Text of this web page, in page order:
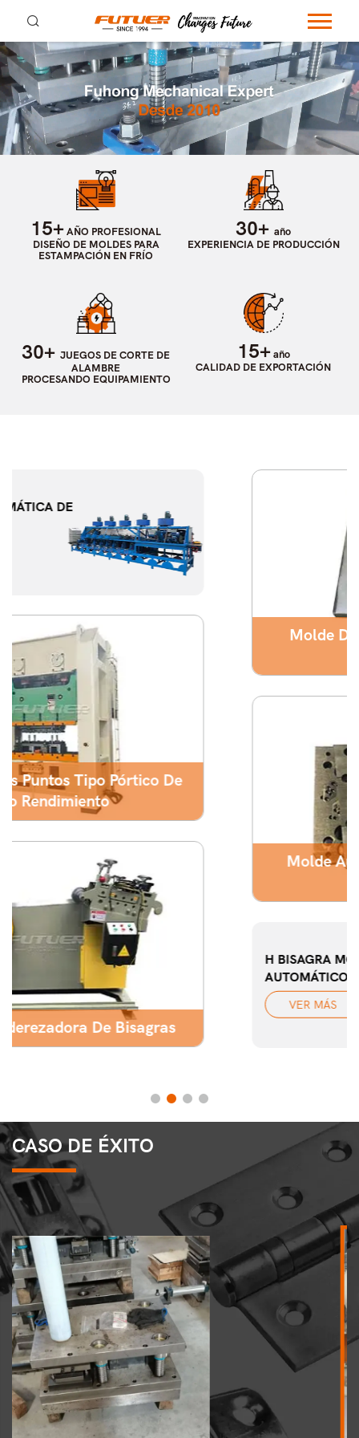
15+ AÑO PROFESIONAL
DISEÑO DE MOLDES PARA
ESTAMPACIÓN EN FRÍO
30+ año
EXPERIENCIA DE PRODUCCIÓN
30+ JUEGOS DE CORTE DE
ALAMBRE
PROCESANDO EQUIPAMIENTO
15+ año
CALIDAD DE EXPORTACIÓN
Molde De Doblado De Bisagra De
Molde Automático De Bisagras De
Gabinete
H BISAGRA MOLDE
AUTOMÁTICO
VER MÁS
CASO DE ÉXITO